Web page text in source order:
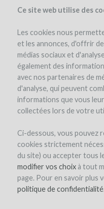
Ce site web utilise des
Les cookies nous
et les annonces, d'offrir
médias sociaux et
également des
avec nos partenaires de
d'analyse, qui peuvent
informations que vous
collectées lors de votre
Ci-dessous, vous pouvez
cookies strictement
du site) ou accepter tous
modifier vos choixà tout
page. Pour en savoir plus
politique de confidentialité.
le projet l'équipe avis
LANCEMENT
VENTE DE